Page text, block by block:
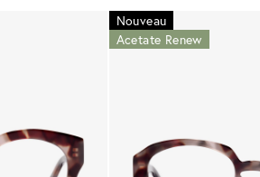
Nouveau
Acetate Renew